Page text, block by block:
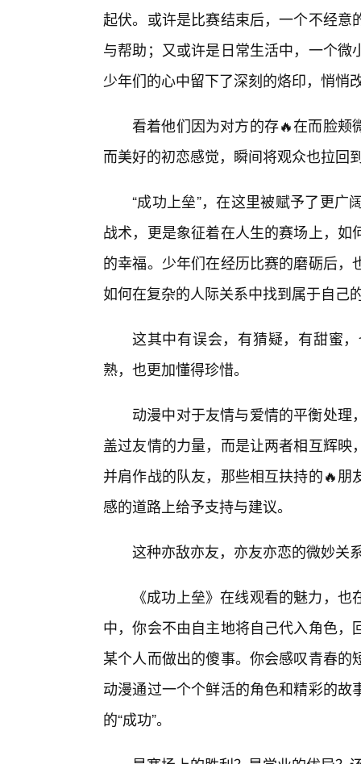
起伏。或许是比赛结束后，一个不经
与帮助；又或许是日常生活中，一个
少年们的心中留下了深刻的烙印，悄悄
看着他们因为对方的存🔥在而脸颊
而美好的初恋感觉，瞬间将观众也拉回
“成功上垒”，在这里被赋予了更
战术，更是象征着在人生的赛场上，
的幸福。少年们在经历比赛的磨砺后
如何在复杂的人际关系中找到属于自己
这其中有误会，有猜疑，有甜蜜
熟，也更加懂得珍惜。
动漫中对于友情与爱情的平衡处
盖过友情的力量，而是让两者相互辉
并肩作战的队友，那些相互扶持的🔥
感的道路上给予支持与建议。
这种亦敌亦友，亦友亦恋的微妙关
《成功上垒》在线观看的魅力，
中，你会不由自主地将自己代入角色
某个人而做出的傻事。你会感叹青春
动漫通过一个个鲜活的角色和精彩的
的“成功”。